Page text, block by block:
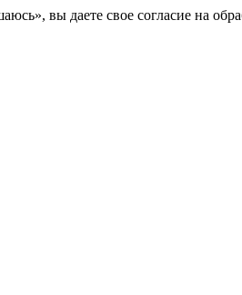
вы даете свое согласие на